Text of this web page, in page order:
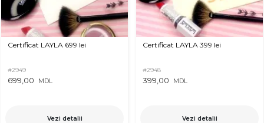
Certificat LAYLA 699 lei
#2949
699,00 MDL
Vezi detalii
Certificat LAYLA 399 lei
#2948
399,00 MDL
Vezi detalii